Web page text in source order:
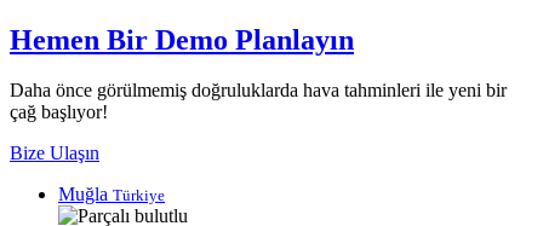
Hemen Bir Demo Planlayın
Daha önce görülmemiş doğruluklarda hava tahminleri ile yeni bir
çağ başlıyor!
Bize Ulaşın
Muğla Türkiye